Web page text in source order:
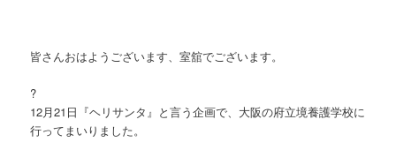
皆さんおはようございます、室舘でございます。
?
12月21日『ヘリサンタ』と言う企画で、大阪の府立境養護学校に
行ってまいりました。